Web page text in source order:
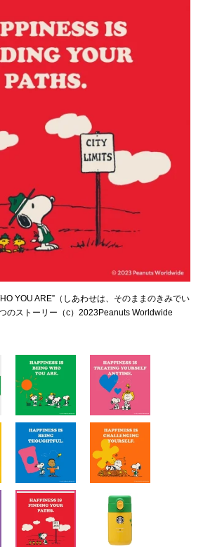
YOU ARE”（しあわせは、そのままのきみでい
のストーリー（c）2023Peanuts Worldwide